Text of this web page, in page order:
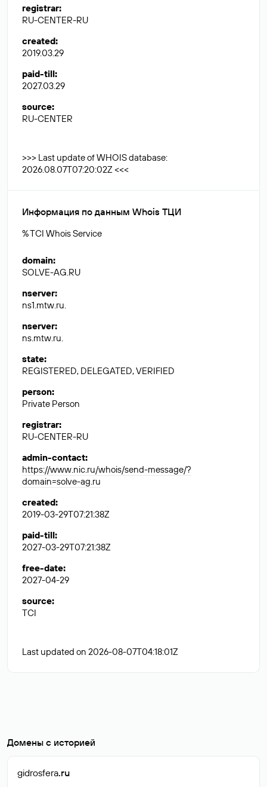
registrar:
RU-CENTER-RU
created:
2019.03.29
paid-till:
2027.03.29
source:
RU-CENTER
>>> Last update of WHOIS database:
2026.08.07T07:20:02Z <<<
Информация по данным Whois ТЦИ
% TCI Whois Service
domain:
SOLVE-AG.RU
nserver:
ns1.mtw.ru.
nserver:
ns.mtw.ru.
state:
REGISTERED, DELEGATED, VERIFIED
person:
Private Person
registrar:
RU-CENTER-RU
admin-contact:
https://www.nic.ru/whois/send-message/?
domain=solve-ag.ru
created:
2019-03-29T07:21:38Z
paid-till:
2027-03-29T07:21:38Z
free-date:
2027-04-29
source:
TCI
Last updated on 2026-08-07T04:18:01Z
Домены с историей
gidrosfera.ru